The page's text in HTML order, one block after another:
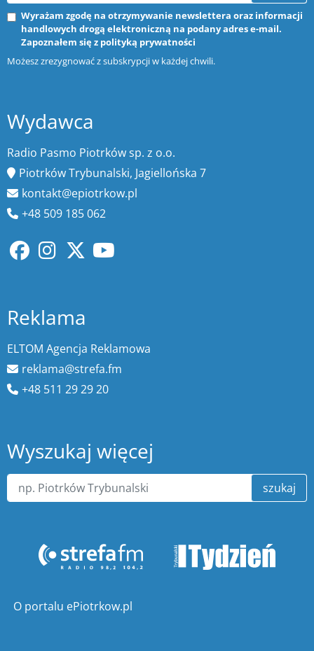
Wyrażam zgodę na otrzymywanie newslettera oraz informacji
handlowych drogą elektroniczną na podany adres e-mail.
Zapoznałem się z polityką prywatności
Możesz zrezygnować z subskrypcji w każdej chwili.
Wydawca
Radio Pasmo Piotrków sp. z o.o.
Piotrków Trybunalski, Jagiellońska 7
kontakt@epiotrkow.pl
+48 509 185 062
Reklama
ELTOM Agencja Reklamowa
reklama@strefa.fm
+48 511 29 29 20
Wyszukaj więcej
szukaj
O portalu ePiotrkow.pl